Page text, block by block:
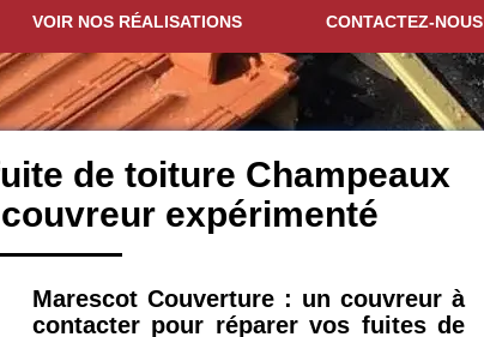
VOIR NOS RÉALISATIONS CONTACTEZ-NOUS
de toiture Champeaux
expérimenté
Marescot Couverture : un couvreur à
contacter pour réparer vos fuites de